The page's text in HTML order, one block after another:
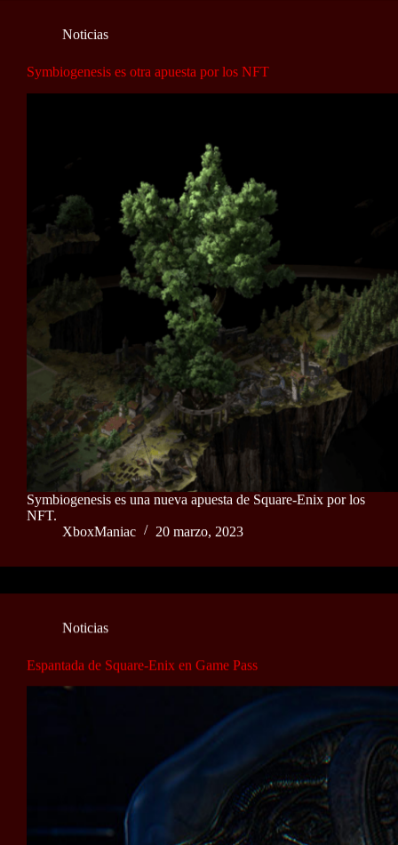
Noticias
Symbiogenesis es otra apuesta por los NFT
Symbiogenesis es una nueva apuesta de Square-Enix por los
NFT.
XboxManiac
20 marzo, 2023
Noticias
Espantada de Square-Enix en Game Pass